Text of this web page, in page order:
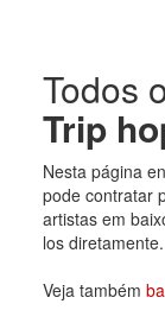
Todos
Trip
Nesta página
pode contratar
artistas em
los diretamente.
Veja também